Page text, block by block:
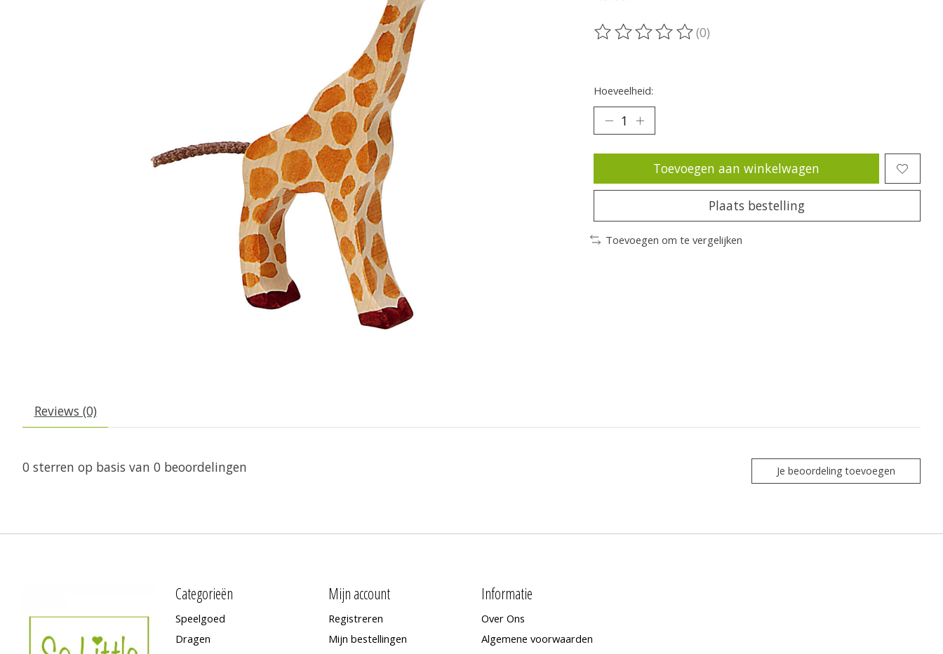
De beoordeling van dit product is
(0)
Hoeveelheid:
Toevoegen aan winkelwagen
Plaats bestelling
Toevoegen om te vergelijken
Reviews (0)
0 sterren op basis van 0 beoordelingen Je beoordeling toevoegen
Categorieën
Speelgoed
Dragen
Mijn account
Registreren
Mijn bestellingen
Informatie
Over Ons
Algemene voorwaarden